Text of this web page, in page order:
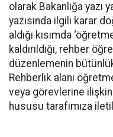
olarak Bakanlığa yazı
yazısında ilgili karar
aldığı kısımda
kaldırıldığı, rehber
düzenlemenin
Rehberlik alanı
veya görevlerine
hususu tarafımıza